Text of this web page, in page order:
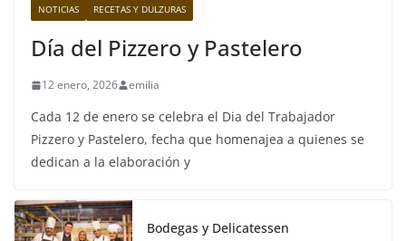
NOTICIAS RECETAS Y DULZURAS
Día del Pizzero y Pastelero
12 enero, 2026 emilia
Cada 12 de enero se celebra el Dia del Trabajador
Pizzero y Pastelero, fecha que homenajea a quienes se
dedican a la elaboración y
Bodegas y Delicatessen